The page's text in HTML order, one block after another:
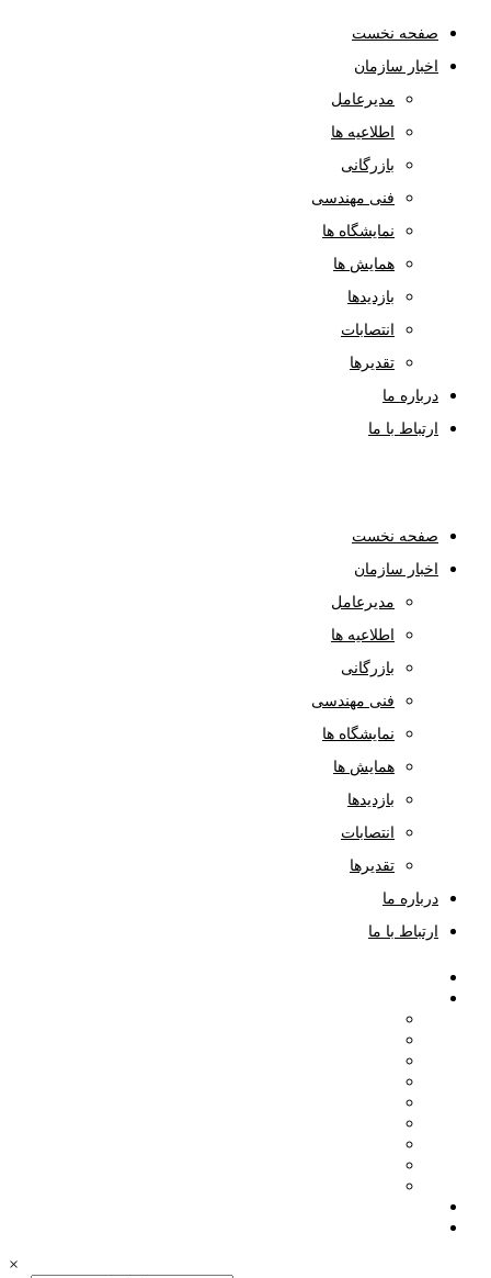
صفحه نخست
اخبار سازمان
مدیرعامل
اطلاعیه ها
بازرگانی
فنی مهندسی
نمایشگاه ها
همایش ها
بازدیدها
انتصابات
تقدیرها
درباره ما
ارتباط با ما
صفحه نخست
اخبار سازمان
مدیرعامل
اطلاعیه ها
بازرگانی
فنی مهندسی
نمایشگاه ها
همایش ها
بازدیدها
انتصابات
تقدیرها
درباره ما
ارتباط با ما
×